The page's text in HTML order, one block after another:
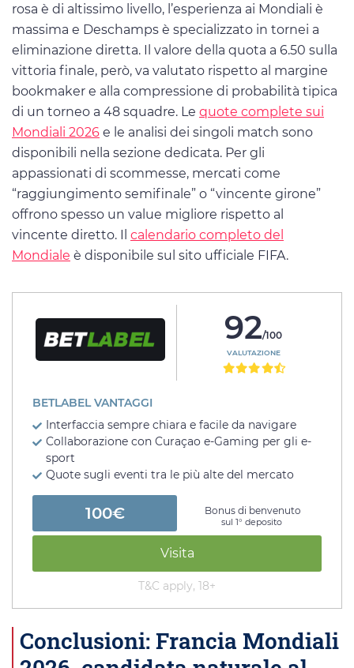
rosa è di altissimo livello, l’esperienza ai Mondiali è
massima e Deschamps è specializzato in tornei a
eliminazione diretta. Il valore della quota a 6.50 sulla
vittoria finale, però, va valutato rispetto al margine
bookmaker e alla compressione di probabilità tipica
di un torneo a 48 squadre. Le quote complete sui
Mondiali 2026 e le analisi dei singoli match sono
disponibili nella sezione dedicata. Per gli
appassionati di scommesse, mercati come
“raggiungimento semifinale” o “vincente girone”
offrono spesso un value migliore rispetto al
vincente diretto. Il calendario completo del
Mondiale è disponibile sul sito ufficiale FIFA.
92/100
VALUTAZIONE
BETLABEL VANTAGGI
Interfaccia sempre chiara e facile da navigare
Collaborazione con Curaçao e-Gaming per gli e-
sport
Quote sugli eventi tra le più alte del mercato
100€ Bonus di benvenuto
sul 1° deposito
Visita
T&C apply, 18+
Conclusioni: Francia Mondiali